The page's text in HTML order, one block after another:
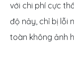
với chi phí cực
độ nảy, chỉ bị lỗi
toàn không ảnh